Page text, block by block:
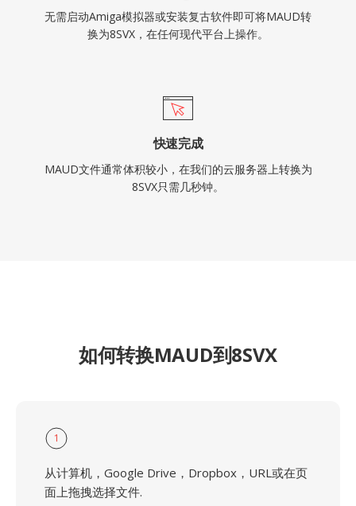
无需启动Amiga模拟器或安装复古软件即可将MAUD转
换为8SVX，在任何现代平台上操作。
快速完成
MAUD文件通常体积较小，在我们的云服务器上转换为
8SVX只需几秒钟。
如何转换MAUD到8SVX
1
从计算机，Google Drive，Dropbox，URL或在页
面上拖拽选择文件.